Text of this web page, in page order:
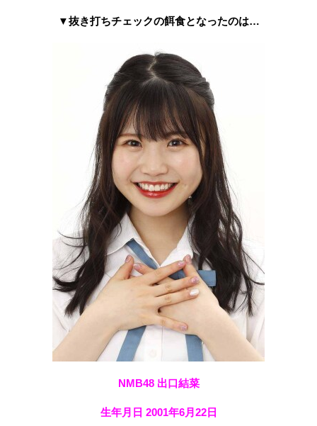
▼抜き打ちチェックの餌食となったのは…
NMB48 出口結菜
生年月日 2001年6月22日